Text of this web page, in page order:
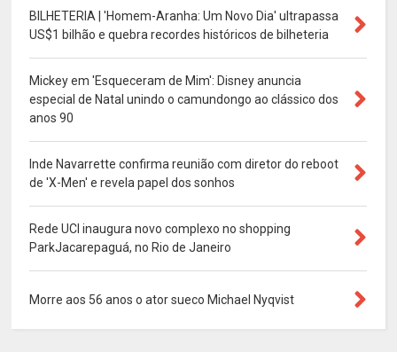
BILHETERIA | 'Homem-Aranha: Um Novo Dia' ultrapassa
US$1 bilhão e quebra recordes históricos de bilheteria
Mickey em 'Esqueceram de Mim': Disney anuncia
especial de Natal unindo o camundongo ao clássico dos
anos 90
Inde Navarrette confirma reunião com diretor do reboot
de 'X-Men' e revela papel dos sonhos
Rede UCI inaugura novo complexo no shopping
ParkJacarepaguá, no Rio de Janeiro
Morre aos 56 anos o ator sueco Michael Nyqvist